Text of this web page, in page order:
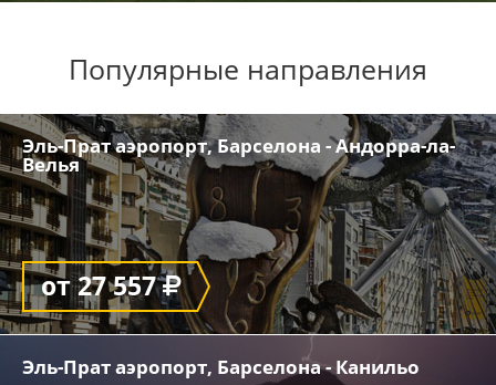
Популярные направления
Эль-Прат аэропорт, Барселона - Андорра-ла-
Велья
от 27 557
Эль-Прат аэропорт, Барселона - Канильо